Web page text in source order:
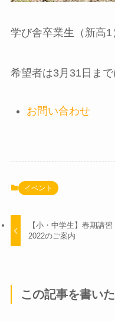
学び舎卒業生（新高1
希望者は3月31日まで
お問い合わせ
イベント
【小・中学生】春期講習
2022のご案内
この記事を書い